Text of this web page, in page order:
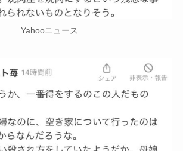
Yahooニュース